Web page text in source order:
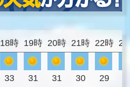
18時 19時 20時 21時 22時
33 31 31 30 29